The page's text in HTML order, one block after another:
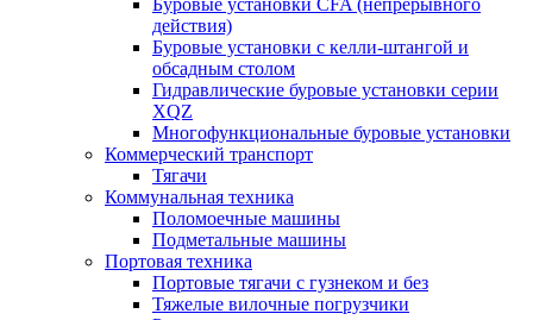
Буровые установки CFA (непрерывного
действия)
Буровые установки с келли-штангой и
обсадным столом
Гидравлические буровые установки серии
XQZ
Многофункциональные буровые установки
Коммерческий транспорт
Тягачи
Коммунальная техника
Поломоечные машины
Подметальные машины
Портовая техника
Портовые тягачи с гузнеком и без
Тяжелые вилочные погрузчики